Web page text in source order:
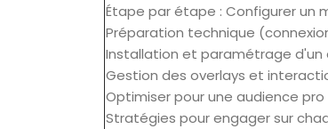
Étape par étape : Configurer un
Préparation technique
Installation et paramétrage
Gestion des overlays et
Optimiser pour une audience
Stratégies pour engager sur